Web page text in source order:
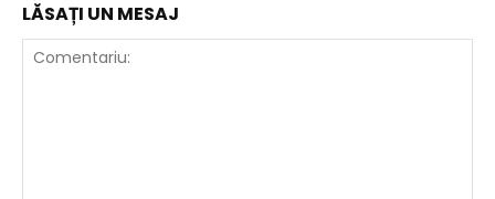
LĂSAȚI UN MESAJ